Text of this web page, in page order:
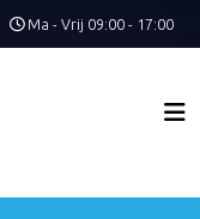
Ma - Vrij 09:00 - 17:00